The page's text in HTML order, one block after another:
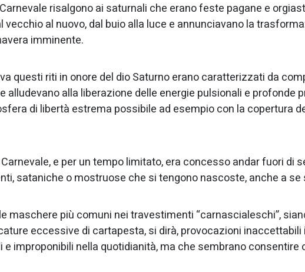
risalgono ai saturnali che erano feste pagane e
al nuovo, dal buio alla luce e annunciavano la
imminente.
questi riti in onore del dio Saturno erano caratterizzati da
alludevano alla liberazione delle energie pulsionali e profonde
di libertà estrema possibile ad esempio con la copertura
e per un tempo limitato, era concesso andar fuori di
sataniche o mostruose che si tengono nascoste, anche a se
maschere più comuni nei travestimenti “carnascialeschi”,
eccessive di cartapesta, si dirà, provocazioni
improponibili nella quotidianità, ma che sembrano consentire